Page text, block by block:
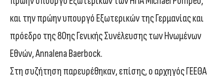
και την πρώην υπουργό Εξωτερικών της Γερμανίας και
πρόεδρο της 80ης Γενικής Συνέλευσης των Ηνωμένων
Εθνών, Annalena Baerbock.
Στη συζήτηση παρευρέθηκαν, επίσης, ο αρχηγός ΓΕΕΘΑ